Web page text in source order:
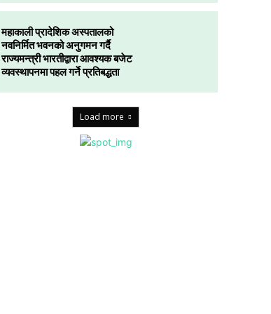
महाकाली प्रादेशिक अस्पतालको
नवनिर्मित भवनको अनुगमन गर्दै
राज्यमन्त्री भारतीद्वारा आवश्यक बजेट
व्यवस्थापनमा पहल गर्ने प्रतिबद्धता
Load more